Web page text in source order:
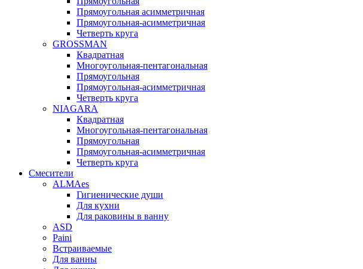
Прямоугольная асимметричная
Прямоугольная-асимметричная
Четверть круга
GROSSMAN
Квадратная
Многоугольная-пентагональная
Прямоугольная
Прямоугольная-асимметричная
Четверть круга
NIAGARA
Квадратная
Многоугольная-пентагональная
Прямоугольная
Прямоугольная-асимметричная
Четверть круга
Смесители
ALMAes
Гигиенические души
Для кухни
Для раковины в ванну
ASD
Paini
Встраиваемые
Для ванны